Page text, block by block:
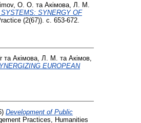
O. O. та Акімова, Л. М.
SYNERGY OF
(2(67)). с. 653-672.
та Акімова, Л. М. та Акімов,
EUROPEAN
Development of Public
Practices, Humanities